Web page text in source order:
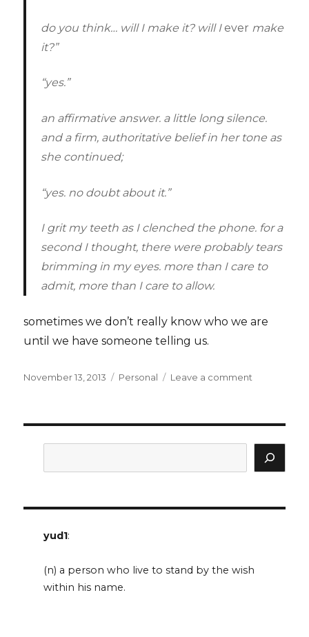
do you think… will I make it? will I ever make
it?”
“yes.”
an affirmative answer. a little long silence.
and a firm, authoritative belief in her tone as
she continued;
“yes. no doubt about it.”
I grit my teeth as I clenched the phone. for a
second I thought, there were probably tears
brimming in my eyes. more than I care to
admit, more than I care to allow.
sometimes we don’t really know who we are
until we have someone telling us.
Posted
November 13, 2013 Categories
Personal Leave a comment
yud1:
(n) a person who live to stand by the wish
within his name.